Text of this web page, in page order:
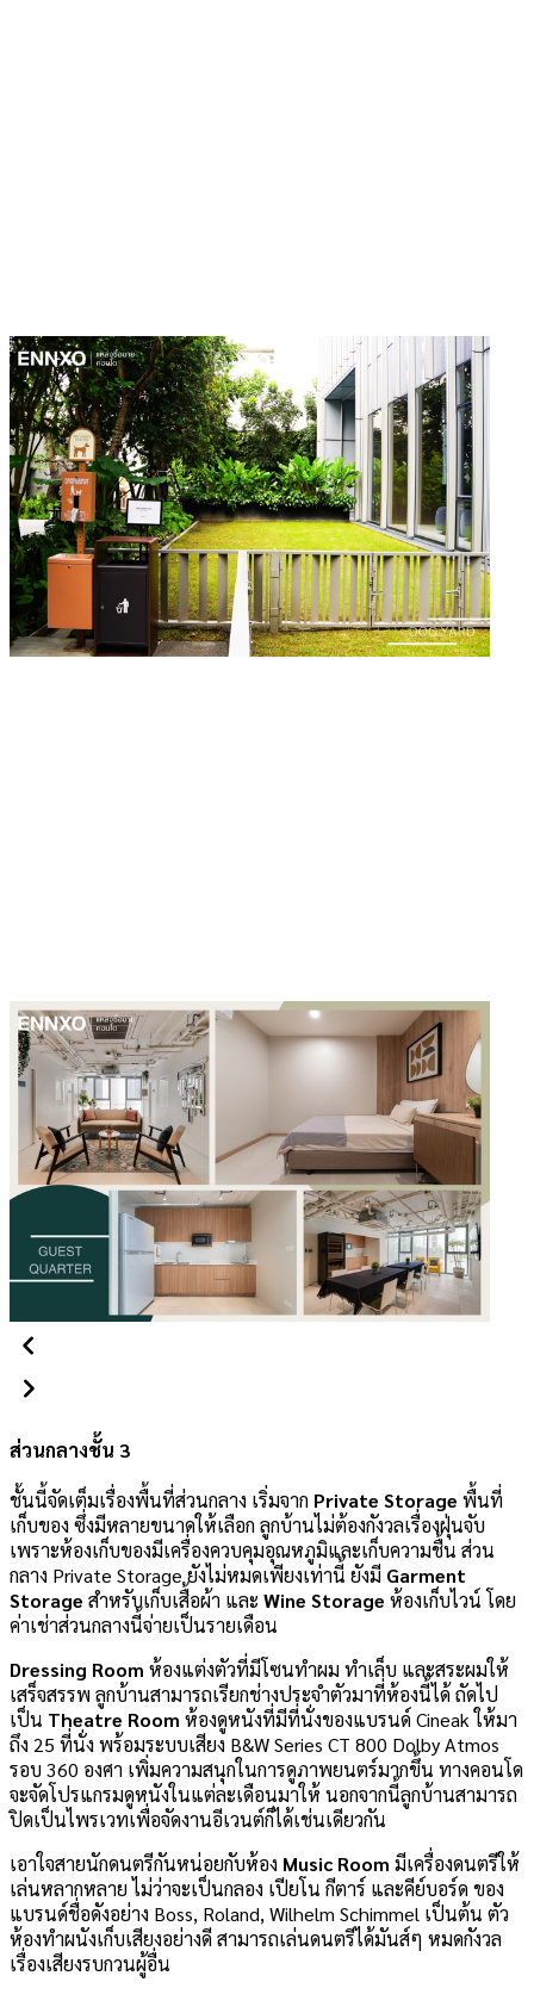
ส่วนกลางชั้น 3
ชั้นนี้จัดเต็มเรื่องพื้นที่ส่วนกลาง เริ่มจาก Private Storage พื้นที่
เก็บของ ซึ่งมีหลายขนาดให้เลือก ลูกบ้านไม่ต้องกังวลเรื่องฝุ่นจับ
เพราะห้องเก็บของมีเครื่องควบคุมอุณหภูมิและเก็บความชื้น ส่วน
กลาง Private Storage ยังไม่หมดเพียงเท่านี้ ยังมี Garment
Storage สำหรับเก็บเสื้อผ้า และ Wine Storage ห้องเก็บไวน์ โดย
ค่าเช่าส่วนกลางนี้จ่ายเป็นรายเดือน
Dressing Room ห้องแต่งตัวที่มีโซนทำผม ทำเล็บ และสระผมให้
เสร็จสรรพ ลูกบ้านสามารถเรียกช่างประจำตัวมาที่ห้องนี้ได้ ถัดไป
เป็น Theatre Room ห้องดูหนังที่มีที่นั่งของแบรนด์ Cineak ให้มา
ถึง 25 ที่นั่ง พร้อมระบบเสียง B&W Series CT 800 Dolby Atmos
รอบ 360 องศา เพิ่มความสนุกในการดูภาพยนตร์มากขึ้น ทางคอนโด
จะจัดโปรแกรมดูหนังในแต่ละเดือนมาให้ นอกจากนี้ลูกบ้านสามารถ
ปิดเป็นไพรเวทเพื่อจัดงานอีเวนต์ก็ได้เช่นเดียวกัน
เอาใจสายนักดนตรีกันหน่อยกับห้อง Music Room มีเครื่องดนตรีให้
เล่นหลากหลาย ไม่ว่าจะเป็นกลอง เปียโน กีตาร์ และคีย์บอร์ด ของ
แบรนด์ชื่อดังอย่าง Boss, Roland, Wilhelm Schimmel เป็นต้น ตัว
ห้องทำผนังเก็บเสียงอย่างดี สามารถเล่นดนตรีได้มันส์ๆ หมดกังวล
เรื่องเสียงรบกวนผู้อื่น